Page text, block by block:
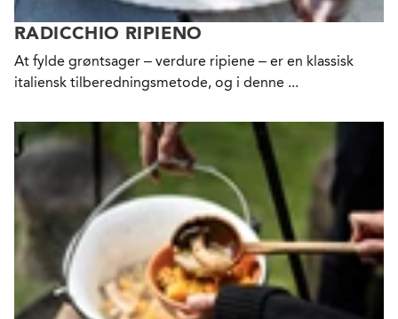
RADICCHIO RIPIENO
At fylde grøntsager – verdure ripiene – er en klassisk
italiensk tilberedningsmetode, og i denne ...